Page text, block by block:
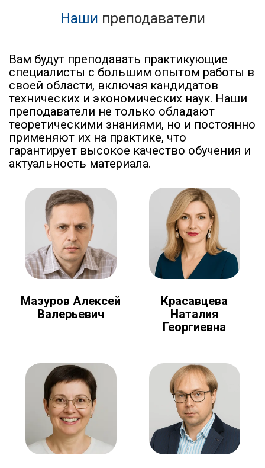
Наши преподаватели
Вам будут преподавать практикующие
специалисты с большим опытом работы в
своей области, включая кандидатов
технических и экономических наук. Наши
преподаватели не только обладают
теоретическими знаниями, но и постоянно
применяют их на практике, что
гарантирует высокое качество обучения и
актуальность материала.
Мазуров Алексей
Валерьевич
Красавцева
Наталия
Георгиевна